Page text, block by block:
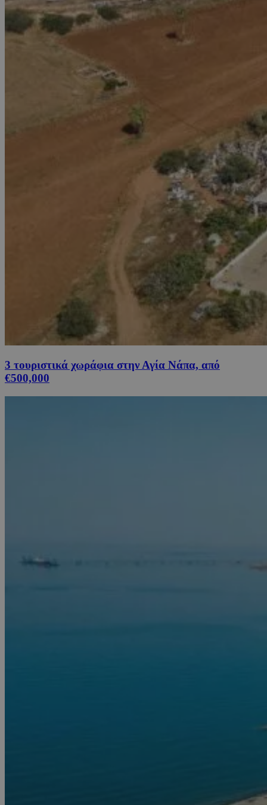
3 τουριστικά χωράφια στην Αγία Νάπα, από
€500,000